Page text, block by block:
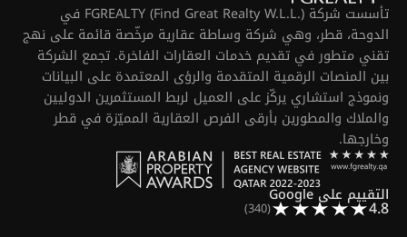
تأسست شركة FGREALTY (Find Great Realty W.L.L.) في
الدوحة، قطر، وهي شركة وساطة عقارية مرخّصة قائمة على نهج
تقني متطور في تقديم خدمات العقارات الفاخرة. تجمع الشركة
بين المنصات الرقمية المتقدمة والرؤى المعتمدة على البيانات
ونموذج استشاري يركّز على العميل لربط المستثمرين الدوليين
والملاك والمطورين بأرقى الفرص العقارية المميّزة في قطر
وخارجها.
التقييم على Google
4.8
(340)